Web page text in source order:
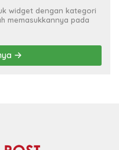
widget dengan kategori
memasukkannya pada